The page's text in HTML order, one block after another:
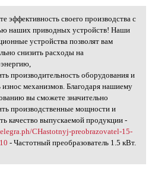
эффективность своего
эффективность своего производства с
наших приводных устройств! Наши
устройства позволят вам
снизить расходы на
производительность оборудования и
износ механизмов. Благодаря нашиему
вы сможете значительно
производственные мощности и
качество выпускаемой продукции -
CHastotnyj-preobrazovatel-15-
- Частотный преобразователь 1.5 кВт.